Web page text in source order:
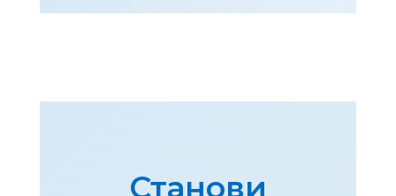
Станови